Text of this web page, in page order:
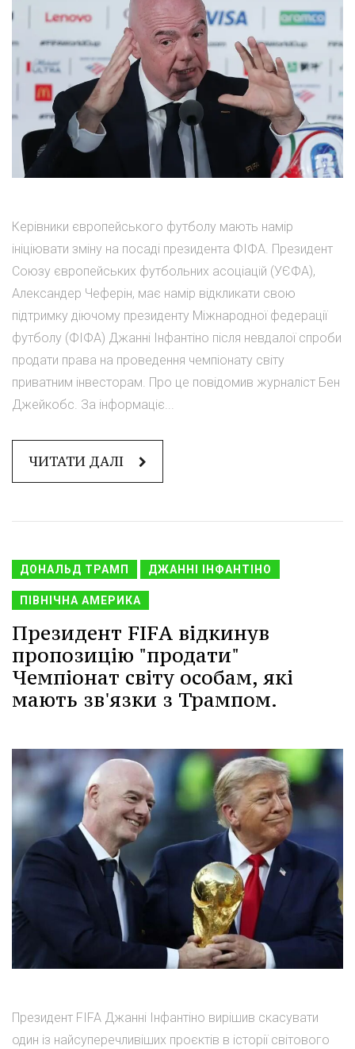
Керівники європейського футболу мають намір
ініціювати зміну на посаді президента ФІФА. Президент
Союзу європейських футбольних асоціацій (УЄФА),
Александер Чеферін, має намір відкликати свою
підтримку діючому президенту Міжнародної федерації
футболу (ФІФА) Джанні Інфантіно після невдалої спроби
продати права на проведення чемпіонату світу
приватним інвесторам. Про це повідомив журналіст Бен
Джейкобс. За інформаціє...
ЧИТАТИ ДАЛІ
ДОНАЛЬД ТРАМП ДЖАННІ ІНФАНТІНО
ПІВНІЧНА АМЕРИКА
Президент FIFA відкинув
пропозицію "продати"
Чемпіонат світу особам, які
мають зв'язки з Трампом.
Президент FIFA Джанні Інфантіно вирішив скасувати
один із найсуперечливіших проєктів в історії світового